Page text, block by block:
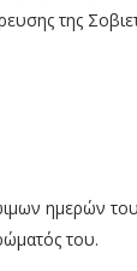
της
ημερών του
του.